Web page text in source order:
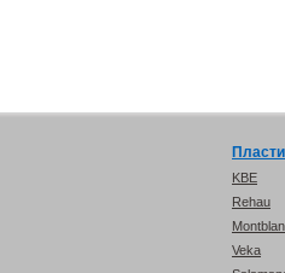
KBE
Rehau
Veka